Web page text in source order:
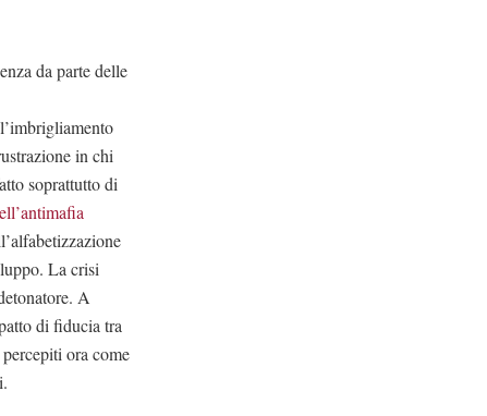
da parte delle
in chi
soprattutto di
La crisi
A
di fiducia tra
ora come